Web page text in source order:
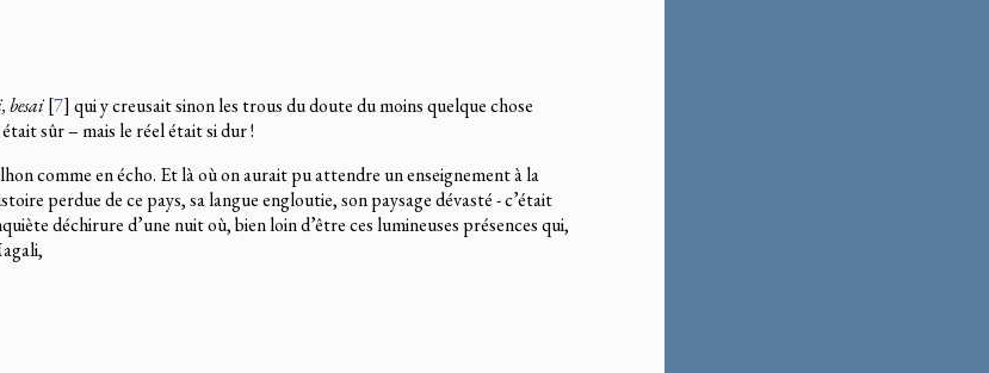
besai[7] qui y creusait sinon les trous du doute du moins quelque chose
sûr – mais le réel était si dur !
comme en écho. Et là où on aurait pu attendre un enseignement à la
perdue de ce pays, sa langue engloutie, son paysage dévasté - c’était
déchirure d’une nuit où, bien loin d’être ces lumineuses présences qui,